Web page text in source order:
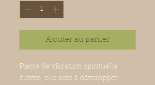
Ajouter au panier
Pierre de vibration spirituelle
élevée, elle aide à développer